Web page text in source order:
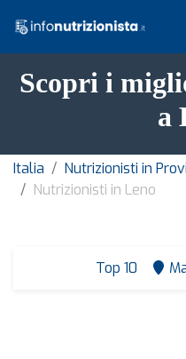
Scopri i
a
Italia
Nutrizionisti in
Nutrizionisti in Leno
Top 10